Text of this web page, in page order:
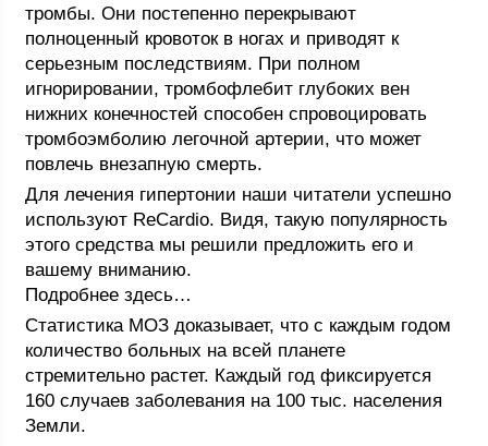
тромбы. Они постепенно перекрывают
полноценный кровоток в ногах и приводят к
серьезным последствиям. При полном
игнорировании, тромбофлебит глубоких вен
нижних конечностей способен спровоцировать
тромбоэмболию легочной артерии, что может
повлечь внезапную смерть.
Для лечения гипертонии наши читатели успешно
используют ReCardio. Видя, такую популярность
этого средства мы решили предложить его и
вашему вниманию.
Подробнее здесь…
Статистика МОЗ доказывает, что с каждым годом
количество больных на всей планете
стремительно растет. Каждый год фиксируется
160 случаев заболевания на 100 тыс. населения
Земли.